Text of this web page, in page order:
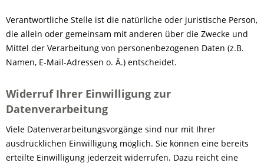
Verantwortliche Stelle ist die natürliche oder juristische Person,
die allein oder gemeinsam mit anderen über die Zwecke und
Mittel der Verarbeitung von personenbezogenen Daten (z.B.
Namen, E-Mail-Adressen o. Ä.) entscheidet.
Widerruf Ihrer Einwilligung zur
Datenverarbeitung
Viele Datenverarbeitungsvorgänge sind nur mit Ihrer
ausdrücklichen Einwilligung möglich. Sie können eine bereits
erteilte Einwilligung jederzeit widerrufen. Dazu reicht eine